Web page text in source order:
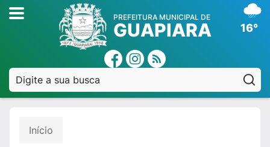
PREFEITURA MUNICIPAL DE
GUAPIARA 16°
Início